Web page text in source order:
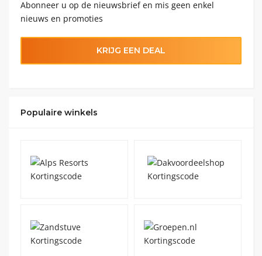
Abonneer u op de nieuwsbrief en mis geen enkel
nieuws en promoties
KRIJG EEN DEAL
Populaire winkels